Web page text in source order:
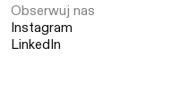
Obserwuj nas
Instagram
LinkedIn